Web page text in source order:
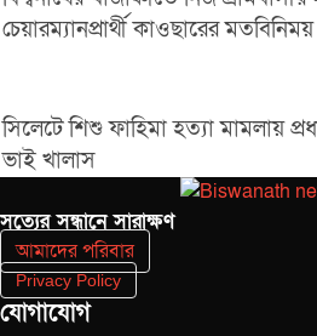
চেয়ারম্যানপ্রার্থী কাওছারের মতবিনিময়
সিলেটে শিশু ফাহিমা হত্যা মামলায়
ভাই খালাস
সত‌্যের সন্ধানে সারাক্ষণ
আমাদের পরিবার
Privacy Policy
যোগাযোগ